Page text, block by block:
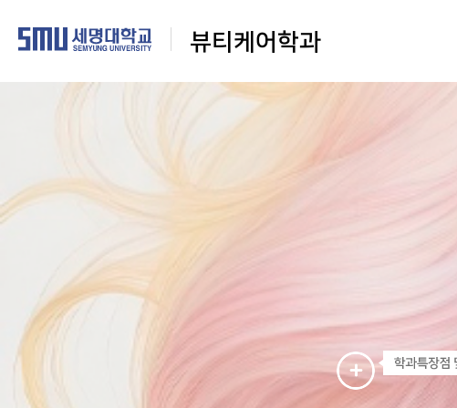
뷰티케어학과